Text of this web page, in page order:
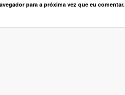
para a próxima vez que eu comentar.